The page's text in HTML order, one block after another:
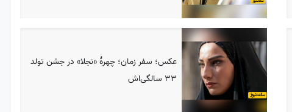
عکس؛ سفر زمان؛ چهرۀ «نجلا» در جشن تولد
33 سالگی‌اش